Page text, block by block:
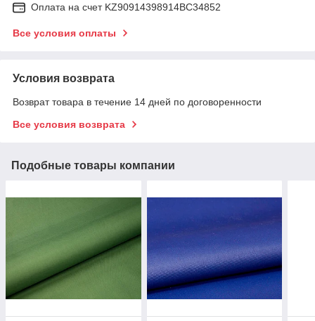
Оплата на счет KZ90914398914ВС34852
Все условия оплаты
Условия возврата
Возврат товара в течение 14 дней по договоренности
Все условия возврата
Подобные товары компании